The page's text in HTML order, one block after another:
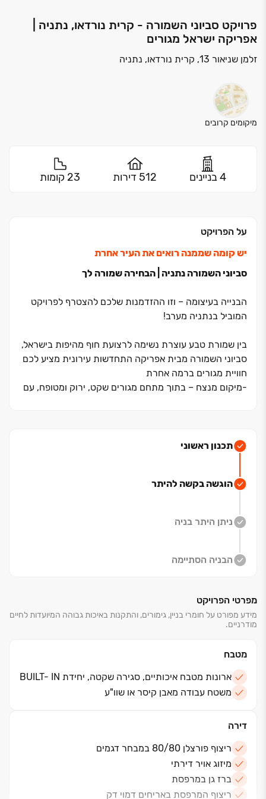
פרויקט סביוני השמורה - קרית נורדאו, נתניה |
אפריקה ישראל מגורים
זלמן שניאור 13, קרית נורדאו, נתניה
מיקומים קרובים
4 בניינים 512 דירות 23 קומות
על הפרויקט
יש קומה שממנה רואים את העיר אחרת
סביוני השמורה נתניה | הבחירה שמורה לך
הבנייה בעיצומה ‏– וזו ההזדמנות שלכם להצטרף לפרויקט
המוביל בנתניה מערב!
בין שמורת טבע עוצרת נשימה לרצועת חוף מהיפות בישראל,
סביוני השמורה מבית אפריקה התחדשות עירונית מציע לכם
חוויית מגורים ברמה אחרת
-מיקום מנצח ‏– בתוך מתחם מגורים שקט, ירוק ומטופח, עם
-סביבת מגורים איכותית ‏– לובי מעוצב, מועדוני דיירים בכל
להתפשר על שקט, טבע ותחושת קהילה
זו ההזדמנות שלכם להיות חלק מהשכונה המחדשת ‏–
הבנייה כבר החלה!
תכנון ראשוני
הוגשה בקשה להיתר
ניתן היתר בניה
הבניה הסתיימה
מפרטי הפרויקט
מידע מפורט על חומרי בניין, גימורים, והתקנות באיכות גבוהה המיועדות לחיים
מודרניים.
מטבח
ארונות מטבח איכותיים, סגירה שקטה, יחידת BUILT- IN
משטח עבודה מאבן קיסר או שוו"ע
דירה
ריצוף פורצלן 80/80 במבחר דגמים
מיזוג אויר דירתי
ברז גן במרפסת
ריצוף המרפסת באריחים דמוי דק